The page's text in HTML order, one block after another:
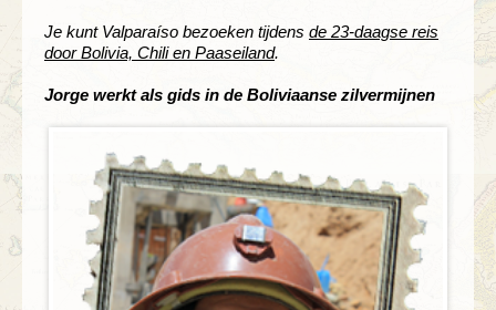
Je kunt Valparaíso bezoeken tijdens de 23-daagse reis
door Bolivia, Chili en Paaseiland.
Jorge werkt als gids in de Boliviaanse zilvermijnen